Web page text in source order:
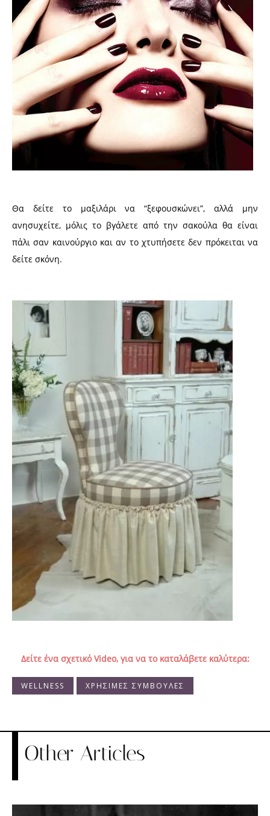
Θα δείτε το μαξιλάρι να “ξεφουσκώνει”, αλλά μην
ανησυχείτε, μόλις το βγάλετε από την σακούλα θα είναι
πάλι σαν καινούργιο και αν το χτυπήσετε δεν πρόκειται να
δείτε σκόνη.
Δείτε ένα σχετικό Video, για να το καταλάβετε καλύτερα:
WELLNESS ΧΡΗΣΙΜΕΣ ΣΥΜΒΟΥΛΕΣ
Other Articles